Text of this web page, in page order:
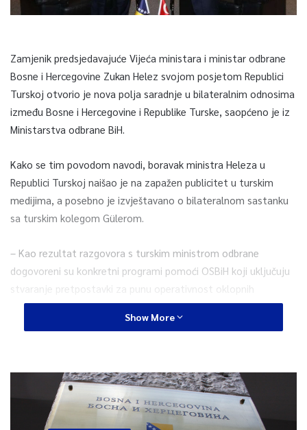
Zamjenik predsjedavajuće Vijeća ministara i ministar odbrane
Bosne i Hercegovine Zukan Helez svojom posjetom Republici
Turskoj otvorio je nova polja saradnje u bilateralnim odnosima
između Bosne i Hercegovine i Republike Turske, saopćeno je iz
Ministarstva odbrane BiH.
Kako se tim povodom navodi, boravak ministra Heleza u
Republici Turskoj naišao je na zapažen publicitet u turskim
medijima, a posebno je izvještavano o bilateralnom sastanku
sa turskim kolegom Gülerom.
– Kao rezultat razgovora s turskim ministrom odbrane
dogovoreni su konkretni programi pomoći OSBiH koji uključuju
stvaranje pretpostavki za punu operativnost oklopnih
sredstava na upotrebi u OSBiH, obuku pilota helikoptera i
instruktora letenja, kao i veći broj pozicija za školovanje naših
Po pitanju ostvarenja pune operativnosti oklopno-
mehaniziranih sredstava, turska strana će osigurati sve
rezervne dijelove i potrebne stručnjake za realizaciju ove
Show More